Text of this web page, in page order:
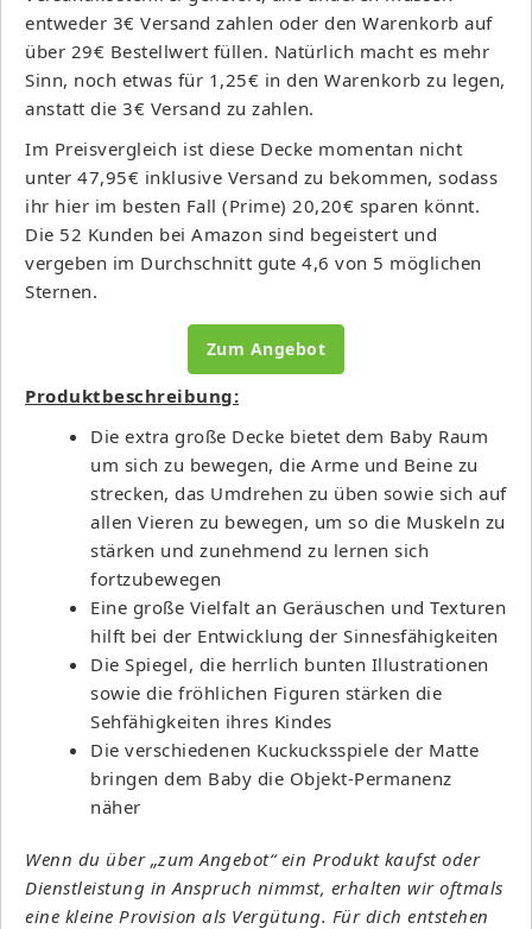
entweder 3€ Versand zahlen oder den Warenkorb auf
über 29€ Bestellwert füllen. Natürlich macht es mehr
Sinn, noch etwas für 1,25€ in den Warenkorb zu legen,
anstatt die 3€ Versand zu zahlen.
Im Preisvergleich ist diese Decke momentan nicht
unter 47,95€ inklusive Versand zu bekommen, sodass
ihr hier im besten Fall (Prime) 20,20€ sparen könnt.
Die 52 Kunden bei Amazon sind begeistert und
vergeben im Durchschnitt gute 4,6 von 5 möglichen
Sternen.
Zum Angebot
Produktbeschreibung:
Die extra große Decke bietet dem Baby Raum
um sich zu bewegen, die Arme und Beine zu
strecken, das Umdrehen zu üben sowie sich auf
allen Vieren zu bewegen, um so die Muskeln zu
stärken und zunehmend zu lernen sich
fortzubewegen
Eine große Vielfalt an Geräuschen und Texturen
hilft bei der Entwicklung der Sinnesfähigkeiten
Die Spiegel, die herrlich bunten Illustrationen
sowie die fröhlichen Figuren stärken die
Sehfähigkeiten ihres Kindes
Die verschiedenen Kuckucksspiele der Matte
bringen dem Baby die Objekt-Permanenz
näher
Wenn du über „zum Angebot“ ein Produkt kaufst oder
Dienstleistung in Anspruch nimmst, erhalten wir oftmals
eine kleine Provision als Vergütung. Für dich entstehen